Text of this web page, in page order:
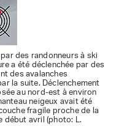
des randonneurs à ski
a été déclenchée par des
des avalanches
la suite. Déclenchement
au nord-est à environ
neigeux avait été
fragile proche de la
début avril (photo: L.